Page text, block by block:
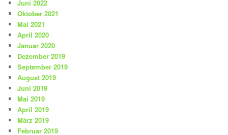
Juni 2022
Oktober 2021
Mai 2021
April 2020
Januar 2020
Dezember 2019
September 2019
August 2019
Juni 2019
Mai 2019
April 2019
März 2019
Februar 2019